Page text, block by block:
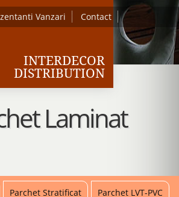
INTERDECOR
DISTRIBUTION
Vanzari Contact
Laminat
Parchet Stratificat Parchet LVT-PVC